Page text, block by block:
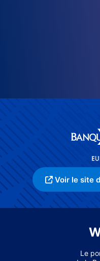
Voir le site
Le